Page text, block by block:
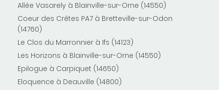
Allée Vasarely à Blainville-sur-Orne (14550)
Coeur des Crêtes PA7 à Bretteville-sur-Odon
(14760)
Le Clos du Marronnier à Ifs (14123)
Les Horizons à Blainville-sur-Orne (14550)
Epilogue à Carpiquet (14650)
Eloquence à Deauville (14800)